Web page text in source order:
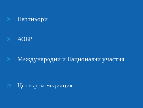
Партньори
АОБР
Международни и Национални участия
Център за медиация